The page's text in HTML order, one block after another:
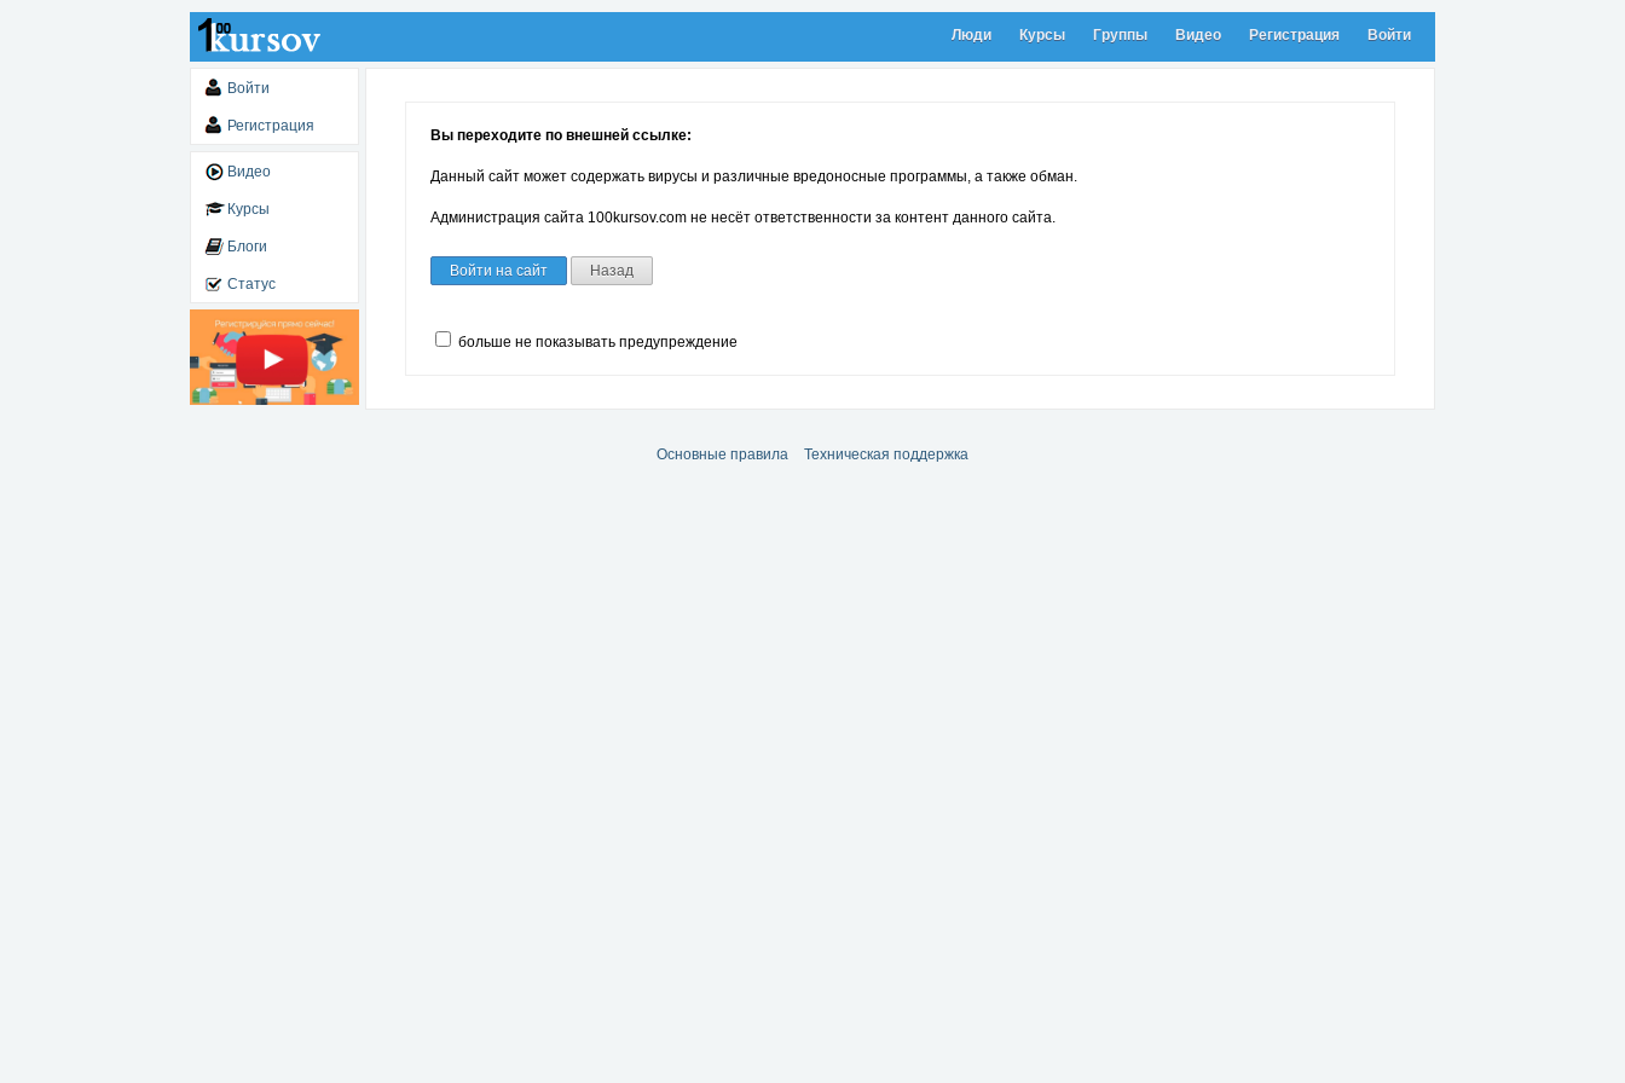
Люди Курсы Группы Видео Регистрация Войти
Войти
Регистрация
Видео
Курсы
Блоги
Статус
Вы переходите по внешней ссылке:
Данный сайт может содержать вирусы и различные вредоносные программы, а также обман.
Администрация сайта 100kursov.com не несёт ответственности за контент данного сайта.
Войти на сайт Назад
больше не показывать предупреждение
Основные правила Техническая поддержка